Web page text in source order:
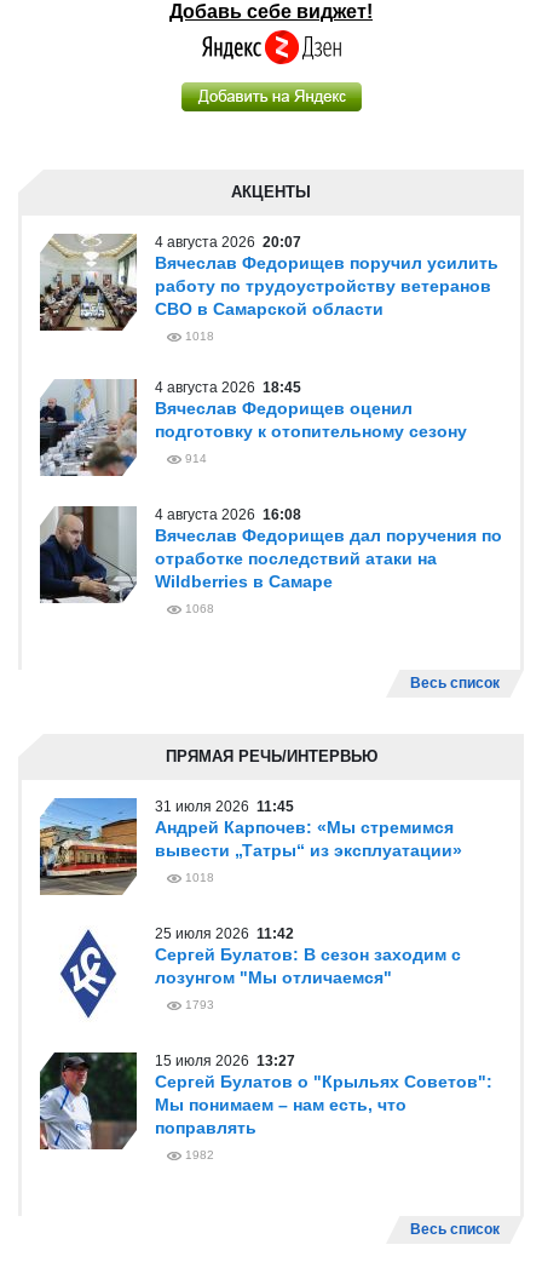
Добавь себе виджет!
АКЦЕНТЫ
4 августа 2026 20:07
Вячеслав Федорищев поручил усилить
работу по трудоустройству ветеранов
СВО в Самарской области
1018
4 августа 2026 18:45
Вячеслав Федорищев оценил
подготовку к отопительному сезону
914
4 августа 2026 16:08
Вячеслав Федорищев дал поручения по
отработке последствий атаки на
Wildberries в Самаре
1068
Весь список
ПРЯМАЯ РЕЧЬ/ИНТЕРВЬЮ
31 июля 2026 11:45
Андрей Карпочев: «Мы стремимся
вывести „Татры“ из эксплуатации»
1018
25 июля 2026 11:42
Сергей Булатов: В сезон заходим с
лозунгом "Мы отличаемся"
1793
15 июля 2026 13:27
Сергей Булатов о "Крыльях Советов":
Мы понимаем – нам есть, что
поправлять
1982
Весь список